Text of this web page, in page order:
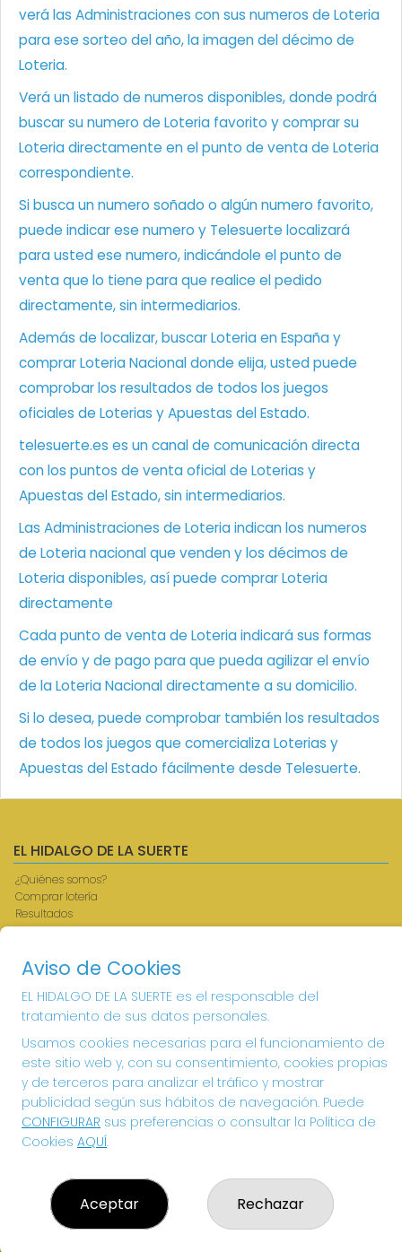
verá las Administraciones con sus numeros de Loteria
para ese sorteo del año, la imagen del décimo de
Loteria.
Verá un listado de numeros disponibles, donde podrá
buscar su numero de Loteria favorito y comprar su
Loteria directamente en el punto de venta de Loteria
correspondiente.
Si busca un numero soñado o algún numero favorito,
puede indicar ese numero y Telesuerte localizará
para usted ese numero, indicándole el punto de
venta que lo tiene para que realice el pedido
directamente, sin intermediarios.
Además de localizar, buscar Loteria en España y
comprar Loteria Nacional donde elija, usted puede
comprobar los resultados de todos los juegos
oficiales de Loterias y Apuestas del Estado.
telesuerte.es es un canal de comunicación directa
con los puntos de venta oficial de Loterias y
Apuestas del Estado, sin intermediarios.
Las Administraciones de Loteria indican los numeros
de Loteria nacional que venden y los décimos de
Loteria disponibles, así puede comprar Loteria
directamente
Cada punto de venta de Loteria indicará sus formas
de envío y de pago para que pueda agilizar el envío
de la Loteria Nacional directamente a su domicilio.
Si lo desea, puede comprobar también los resultados
de todos los juegos que comercializa Loterias y
Apuestas del Estado fácilmente desde Telesuerte.
EL HIDALGO DE LA SUERTE
¿Quiénes somos?
Comprar lotería
Resultados
Contacto
Registro
CONTACTO
ADMINISTRACION DE LOTERIAS: 1-VILLANUEVA DE LOS
INFANTES - RECEPTOR OFICIAL: 26615
926360785
Clica aquí para contactar por WhatsApp
605897938
info@elhidalgodelasuerte.com
PLAZA MAYOR, 4 VILLANUEVA DE LOS INFANTES
(Ciudad Real) España
Aviso de Cookies
EL HIDALGO DE LA SUERTE es el responsable del
tratamiento de sus datos personales.
Usamos cookies necesarias para el funcionamiento de
este sitio web y, con su consentimiento, cookies propias
y de terceros para analizar el tráfico y mostrar
publicidad según sus hábitos de navegación. Puede
CONFIGURAR sus preferencias o consultar la Política de
Cookies AQUÍ.
Aceptar Rechazar